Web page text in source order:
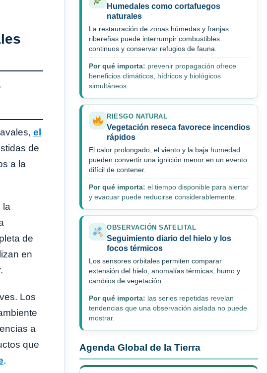
el
de
a la
la
de
en
Los
a
que
.
Humedales como cortafuegos
naturales
La restauración de zonas húmedas y franjas
ribereñas puede interrumpir combustibles
continuos y conservar refugios de fauna.
Por qué importa: prevenir propagación ofrece
beneficios climáticos, hídricos y biológicos
simultáneos.
RIESGO NATURAL
Vegetación reseca favorece incendios
rápidos
El calor prolongado, el viento y la baja humedad
pueden convertir una ignición menor en un evento
difícil de contener.
Por qué importa: el tiempo disponible para alertar
y evacuar puede reducirse considerablemente.
OBSERVACIÓN SATELITAL
Seguimiento diario del hielo y los
focos térmicos
Los sensores orbitales permiten comparar
extensión del hielo, anomalías térmicas, humo y
cambios de vegetación.
Por qué importa: las series repetidas revelan
tendencias que una observación aislada no puede
mostrar.
Agenda Global de la Tierra